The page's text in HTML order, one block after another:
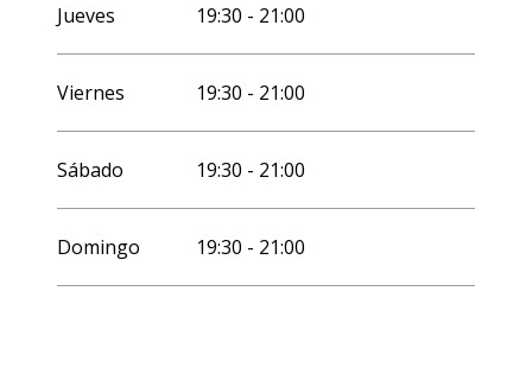
Jueves 19:30 - 21:00
Viernes 19:30 - 21:00
Sábado 19:30 - 21:00
Domingo 19:30 - 21:00